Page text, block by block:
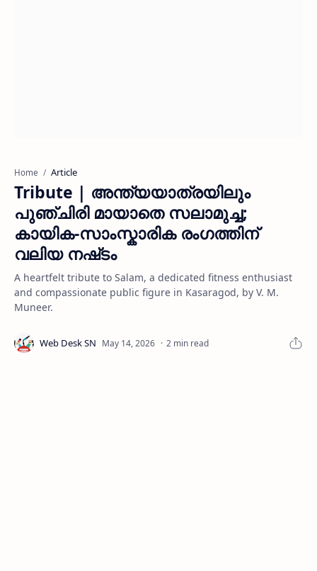
Home Article
Tribute | അന്ത്യയാത്രയിലും
പുഞ്ചിരി മായാതെ സലാമുച്ച;
കായിക-സാംസ്കാരിക രംഗത്തിന്
വലിയ നഷ്‌ടം
A heartfelt tribute to Salam, a dedicated fitness enthusiast
and compassionate public figure in Kasaragod, by V. M.
Muneer.
2 min read